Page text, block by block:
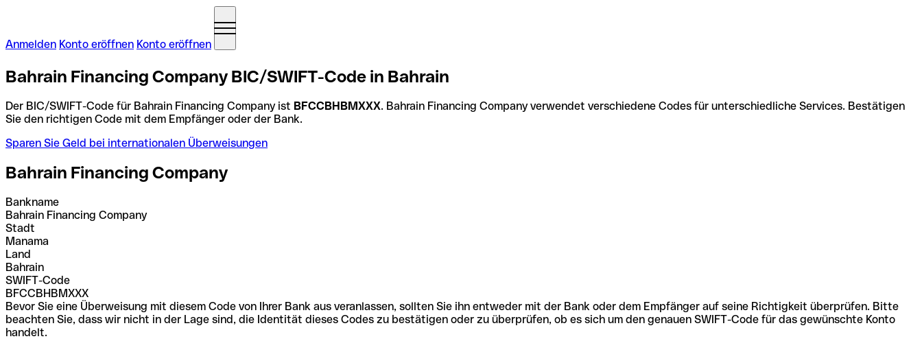
Anmelden Konto eröffnen Konto eröffnen
Bahrain Financing Company BIC/SWIFT-Code in Bahrain
Der BIC/SWIFT-Code für Bahrain Financing Company ist BFCCBHBMXXX. Bahrain Financing Company verwendet verschiedene Codes für unterschiedliche Services. Bestätigen
Sie den richtigen Code mit dem Empfänger oder der Bank.
Sparen Sie Geld bei internationalen Überweisungen
Bahrain Financing Company
Bankname
Bahrain Financing Company
Stadt
Manama
Land
Bahrain
SWIFT-Code
BFCCBHBMXXX
Bevor Sie eine Überweisung mit diesem Code von Ihrer Bank aus veranlassen, sollten Sie ihn entweder mit der Bank oder dem Empfänger auf seine Richtigkeit überprüfen. Bitte
beachten Sie, dass wir nicht in der Lage sind, die Identität dieses Codes zu bestätigen oder zu überprüfen, ob es sich um den genauen SWIFT-Code für das gewünschte Konto
handelt.